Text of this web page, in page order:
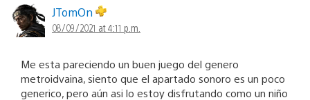
JTomOn
08/09/2021 at 4:11 p.m.
Me esta pareciendo un buen juego del genero
metroidvaina, siento que el apartado sonoro es un poco
generico, pero aún asi lo estoy disfrutando como un niño